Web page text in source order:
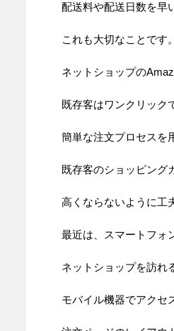
配送料や配送日数を早
これも大切なことです。
ネットショップの
既存客はワンクリック
簡単な注文プロセスを
既存客のショッピング
高くならないように工
最近は、スマートフォ
ネットショップを訪れ
モバイル機器でアクセ